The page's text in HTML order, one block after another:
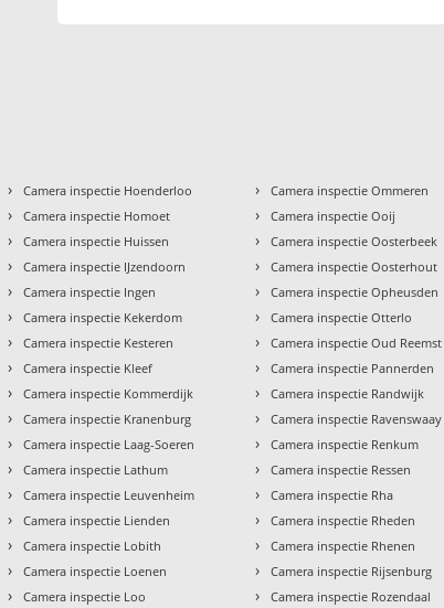
› Camera inspectie Hoenderloo
› Camera inspectie Homoet
› Camera inspectie Huissen
› Camera inspectie IJzendoorn
› Camera inspectie Ingen
› Camera inspectie Kekerdom
› Camera inspectie Kesteren
› Camera inspectie Kleef
› Camera inspectie Kommerdijk
› Camera inspectie Kranenburg
› Camera inspectie Laag-Soeren
› Camera inspectie Lathum
› Camera inspectie Leuvenheim
› Camera inspectie Lienden
› Camera inspectie Lobith
› Camera inspectie Loenen
› Camera inspectie Loo
› Camera inspectie Ommeren
› Camera inspectie Ooij
› Camera inspectie Oosterbeek
› Camera inspectie Oosterhout
› Camera inspectie Opheusden
› Camera inspectie Otterlo
› Camera inspectie Oud Reemst
› Camera inspectie Pannerden
› Camera inspectie Randwijk
› Camera inspectie Ravenswaay
› Camera inspectie Renkum
› Camera inspectie Ressen
› Camera inspectie Rha
› Camera inspectie Rheden
› Camera inspectie Rhenen
› Camera inspectie Rijsenburg
› Camera inspectie Rozendaal